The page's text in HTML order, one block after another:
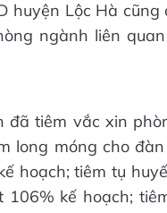
huyện Lộc Hà
ngành liên
tiêm vắc xin
long móng cho
hoạch; tiêm tụ
kế hoạch;